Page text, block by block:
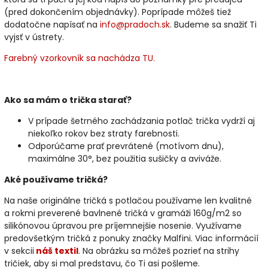
(pred dokončením objednávky). Poprípade môžeš tiež
dodatočne napísať na info@pradoch.sk. Budeme sa snažiť Ti
vyjsť v ústrety.
Farebný vzorkovník sa nachádza TU.
Ako sa mám o trička starať?
V prípade šetrného zachádzania potlač trička vydrží aj
niekoľko rokov bez straty farebnosti.
Odporúčame prať prevrátené (motívom dnu),
maximálne 30°, bez použitia sušičky a aviváže.
Aké používame tričká?
Na naše originálne tričká s potlačou používame len kvalitné
a rokmi preverené bavlnené tričká v gramáži 160g/m2 so
silikónovou úpravou pre príjemnejšie nosenie. Využívame
predovšetkým tričká z ponuky značky Malfini. Viac informácií
v sekcii náš textil. Na obrázku sa môžeš pozrieť na strihy
tričiek, aby si mal predstavu, čo Ti asi pošleme.